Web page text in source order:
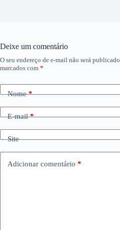
Deixe um comentário
O seu endereço de e-mail não será publicado.
marcados com *
Nome*
E-mail*
Site
Adicionar comentário *